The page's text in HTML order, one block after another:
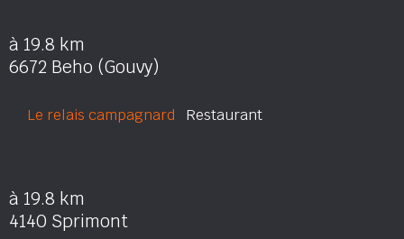
à 19.8 km
6672 Beho (Gouvy)
Le relais campagnard Restaurant
à 19.8 km
4140 Sprimont